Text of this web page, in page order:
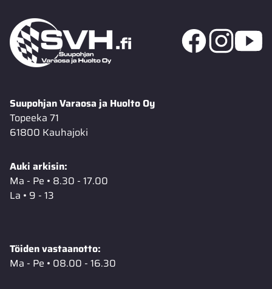
Suupohjan Varaosa ja Huolto Oy
Topeeka 71
61800 Kauhajoki
Auki arkisin:
Ma - Pe • 8.30 - 17.00
La • 9 - 13
Töiden vastaanotto:
Ma - Pe • 08.00 - 16.30